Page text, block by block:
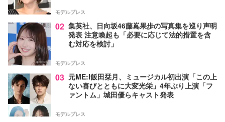
モデルプレス
02 集英社、日向坂46藤嶌果歩の写真集を巡り声明
発表 注意喚起も「必要に応じて法的措置を含
む対応を検討」
モデルプレス
03 元ME:I飯田栞月、ミュージカル初出演「この上
ない喜びとともに大変光栄」4年ぶり上演「フ
ァントム」城田優らキャスト発表
モデルプレス